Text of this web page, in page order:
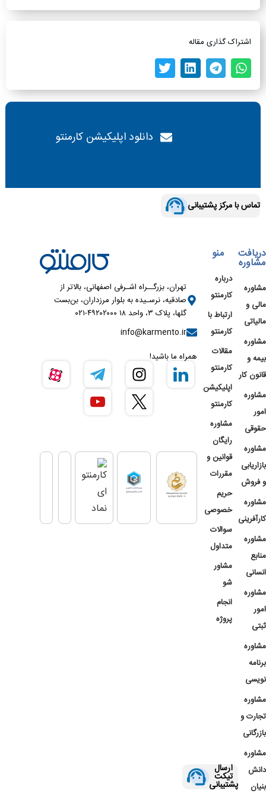
اشتراک گذاری مقاله
دانلود اپلیکیشن کارمنتو
تماس با مرکز پشتیبانی
دریافت
مشاوره
مشاوره
مالی و
مالیاتی
مشاوره
بیمه و
قانون کار
مشاوره
امور
حقوقی
مشاوره
بازاریابی
و فروش
مشاوره
کارآفرینی
مشاوره
منابع
انسانی
مشاوره
امور
ثبتی
مشاوره
برنامه
نویسی
مشاوره
تجارت و
بازرگانی
مشاوره
دانش
بنیان
منو
درباره
کارمنتو
ارتباط با
کارمنتو
مقالات
کارمنتو
اپلیکیشن
کارمنتو
مشاوره
رایگان
قوانین و
مقررات
حریم
خصوصی
سوالات
متداول
مشاور
شو
انجام
پروژه
ارسال
تیکت
پشتیبانی
تهران، بزرگــراه اشـرفی اصفهانی، بالاتر از
صادقیه، نرسـیده به بلوار مرزداران، بن‌بست
گلها، پلاک ۳، واحد ۱۸ ۴۹۲۰۲۰۰۰-۰۲۱
info@karmento.ir
همراه ما باشید!